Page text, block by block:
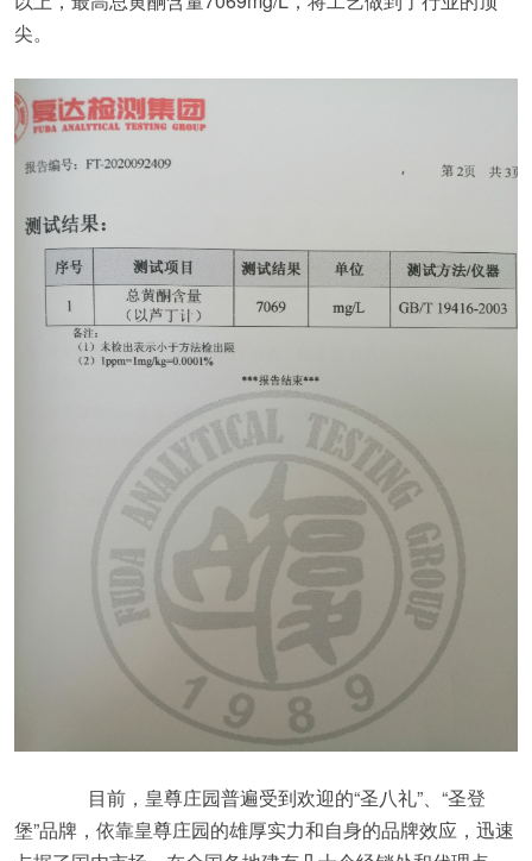
尖。
目前，皇尊庄园普遍受到欢迎的“圣八礼”、“圣登
堡”品牌，依靠皇尊庄园的雄厚实力和自身的品牌效应，迅速